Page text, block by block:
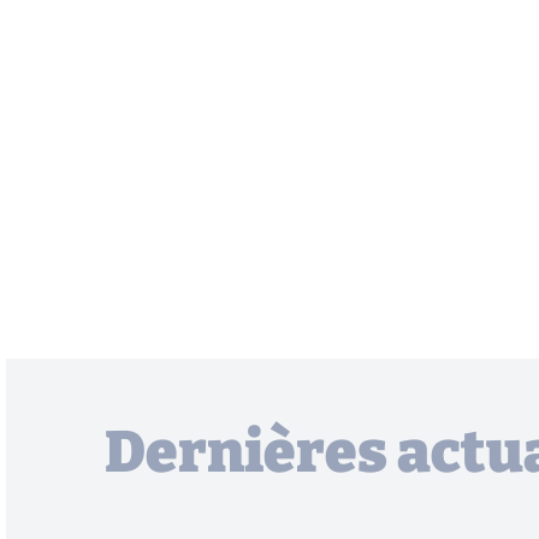
Dernières